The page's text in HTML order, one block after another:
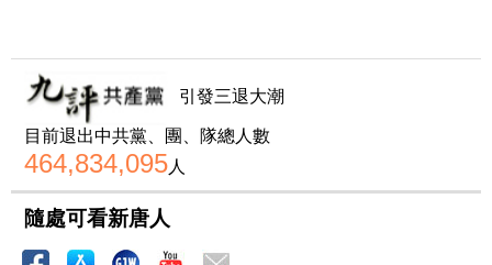
引發三退大潮
目前退出中共黨、團、隊總人數
464,834,095人
隨處可看新唐人